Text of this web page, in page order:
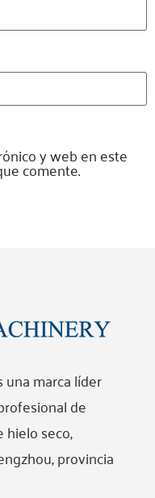
y web en este
comente.
una marca líder
de
hielo seco,
provincia